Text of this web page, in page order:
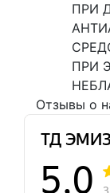
ПРИ
ПРИ
Отзывы о